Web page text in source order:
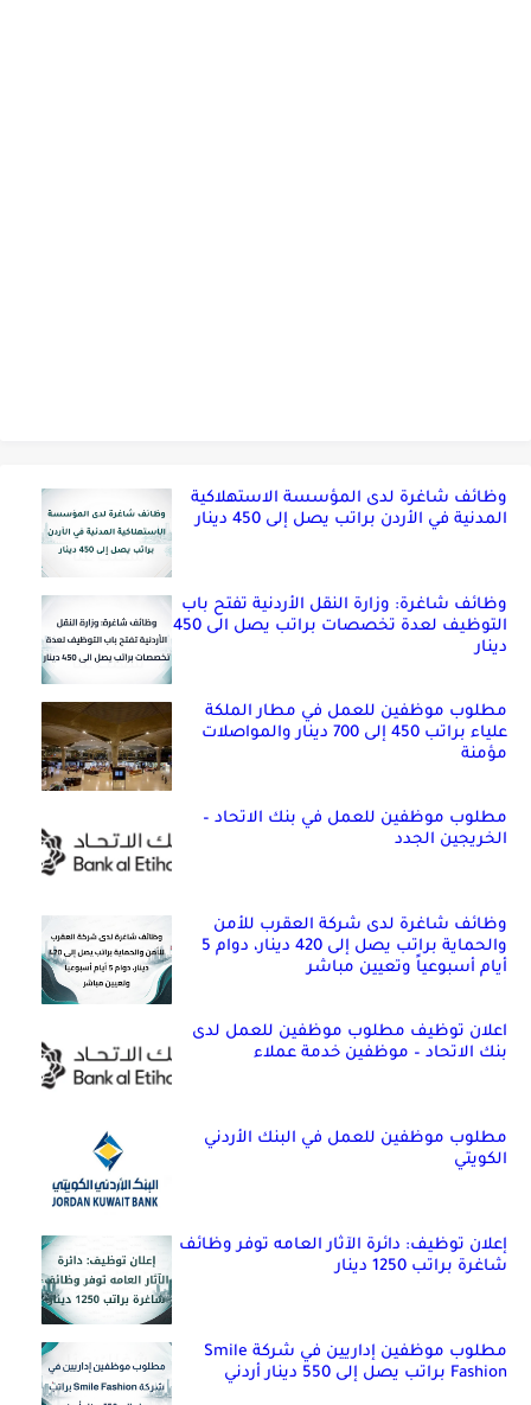
وظائف شاغرة لدى المؤسسة الاستهلاكية
المدنية في الأردن براتب يصل إلى 450 دينار
وظائف شاغرة: وزارة النقل الأردنية تفتح باب
التوظيف لعدة تخصصات براتب يصل الى 450
دينار
مطلوب موظفين للعمل في مطار الملكة
علياء براتب 450 إلى 700 دينار والمواصلات
مؤمنة
مطلوب موظفين للعمل في بنك الاتحاد –
الخريجين الجدد
وظائف شاغرة لدى شركة العقرب للأمن
والحماية براتب يصل إلى 420 دينار، دوام 5
أيام أسبوعياً وتعيين مباشر
اعلان توظيف مطلوب موظفين للعمل لدى
بنك الاتحاد – موظفين خدمة عملاء
مطلوب موظفين للعمل في البنك الأردني
الكويتي
إعلان توظيف: دائرة الآثار العامه توفر وظائف
شاغرة براتب 1250 دينار
مطلوب موظفين إداريين في شركة Smile
Fashion براتب يصل إلى 550 دينار أردني